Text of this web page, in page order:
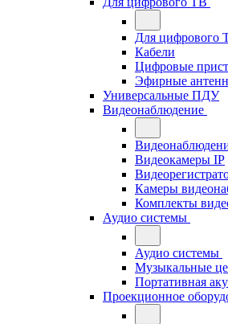
Для цифрового
Кабели
Цифровые
Эфирные
Универсальные ПДУ
Видеонаблюдение
Видеокамеры IP
Камеры
Комплекты
Аудио системы
Аудио системы
Музыкальные
Портативная
Проекционное